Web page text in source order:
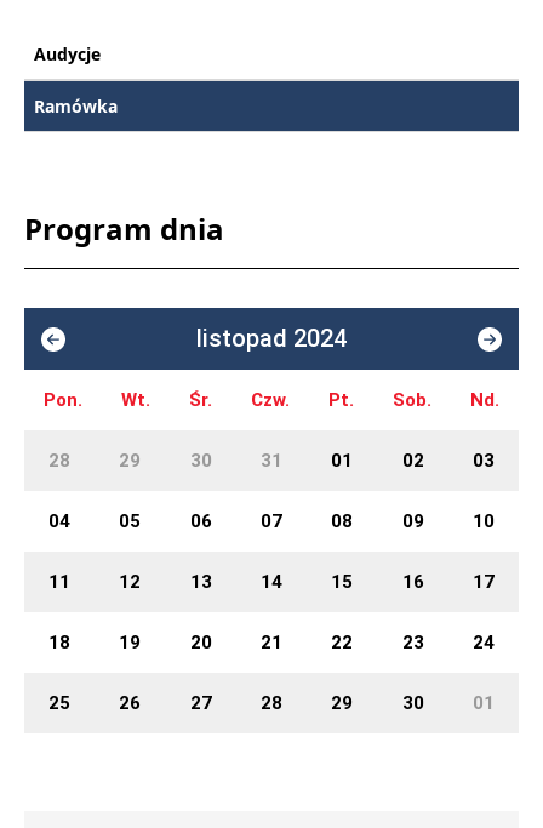
Audycje
Ramówka
Program dnia
listopad 2024
Pon. Wt. Śr. Czw. Pt. Sob. Nd.
28 29 30 31 01 02 03
04 05 06 07 08 09 10
11 12 13 14 15 16 17
18 19 20 21 22 23 24
25 26 27 28 29 30 01